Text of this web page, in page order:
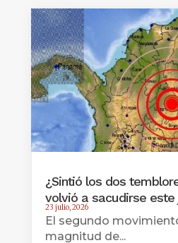
¿Sintió los dos
volvió a sacudirse este
23 julio, 2026
El segundo
magnitud de...